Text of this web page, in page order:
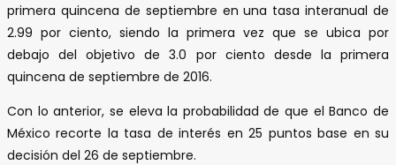
primera quincena de septiembre en una tasa interanual de
2.99 por ciento, siendo la primera vez que se ubica por
debajo del objetivo de 3.0 por ciento desde la primera
quincena de septiembre de 2016.
Con lo anterior, se eleva la probabilidad de que el Banco de
México recorte la tasa de interés en 25 puntos base en su
decisión del 26 de septiembre.